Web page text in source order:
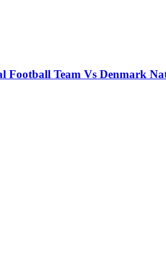
Football Team Vs Denmark